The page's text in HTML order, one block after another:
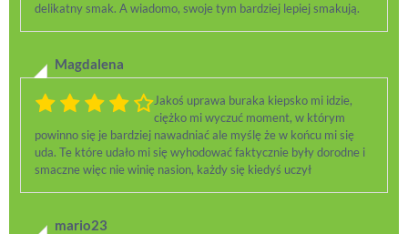
delikatny smak. A wiadomo, swoje tym bardziej lepiej smakują.
Magdalena
Jakoś uprawa buraka kiepsko mi idzie,
ciężko mi wyczuć moment, w którym
powinno się je bardziej nawadniać ale myślę że w końcu mi się
uda. Te które udało mi się wyhodować faktycznie były dorodne i
smaczne więc nie winię nasion, każdy się kiedyś uczył
mario23